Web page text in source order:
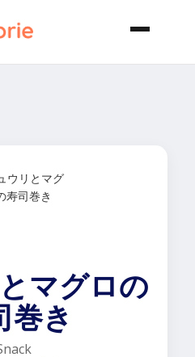
マグロの
巻き